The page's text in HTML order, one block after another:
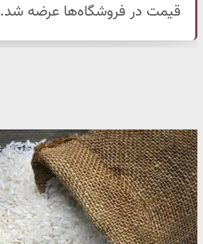
قیمت در فروشگاه‌ها عرضه شد.